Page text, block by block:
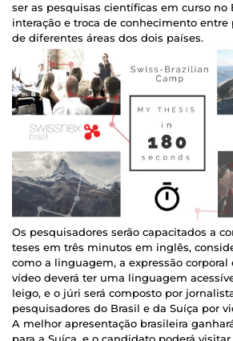
ser as pesquisas científicas em curso no
interação e troca de conhecimento entre
de diferentes áreas dos dois países.
Os pesquisadores serão capacitados a
teses em três minutos em inglês,
como a linguagem, a expressão corporal
vídeo deverá ter uma linguagem
leigo, e o júri será composto por
pesquisadores do Brasil e da Suíça por
A melhor apresentação brasileira
para a Suíça, e o candidato poderá